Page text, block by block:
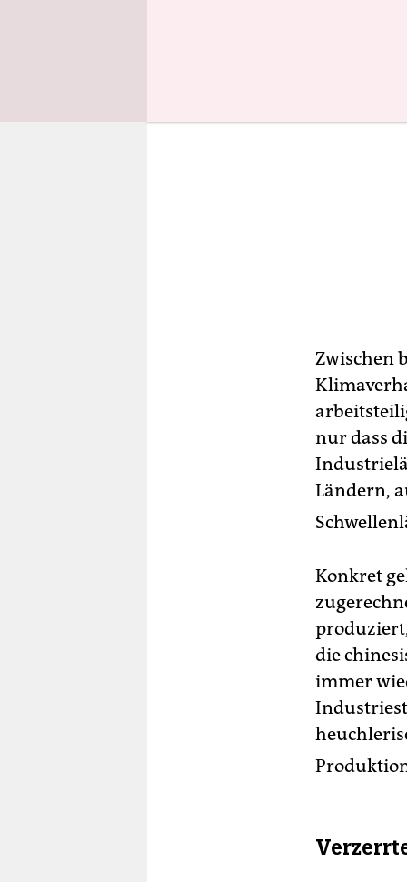
Zwischen
nur dass
Ländern,
Konkret
die
immer